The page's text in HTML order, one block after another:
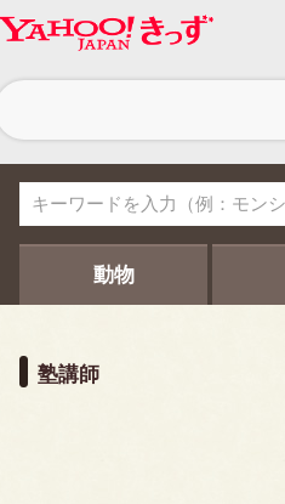
動物
塾講師